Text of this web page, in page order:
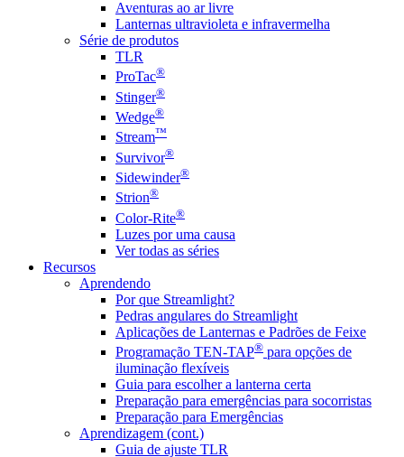
Aventuras ao ar livre
Lanternas ultravioleta e infravermelha
Série de produtos
TLR
ProTac®
Stinger®
Wedge®
Stream™
Survivor®
Sidewinder®
Strion®
Color-Rite®
Luzes por uma causa
Ver todas as séries
Recursos
Aprendendo
Por que Streamlight?
Pedras angulares do Streamlight
Aplicações de Lanternas e Padrões de Feixe
Programação TEN-TAP® para opções de
iluminação flexíveis
Guia para escolher a lanterna certa
Preparação para emergências para socorristas
Preparação para Emergências
Aprendizagem (cont.)
Guia de ajuste TLR